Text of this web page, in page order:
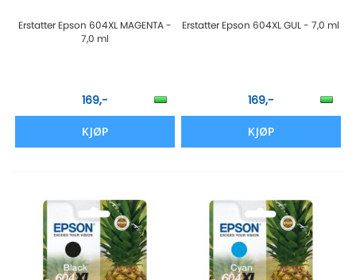
Erstatter Epson 604XL MAGENTA -
7,0 ml
169,-
KJØP
Erstatter Epson 604XL GUL - 7,0 ml
169,-
KJØP